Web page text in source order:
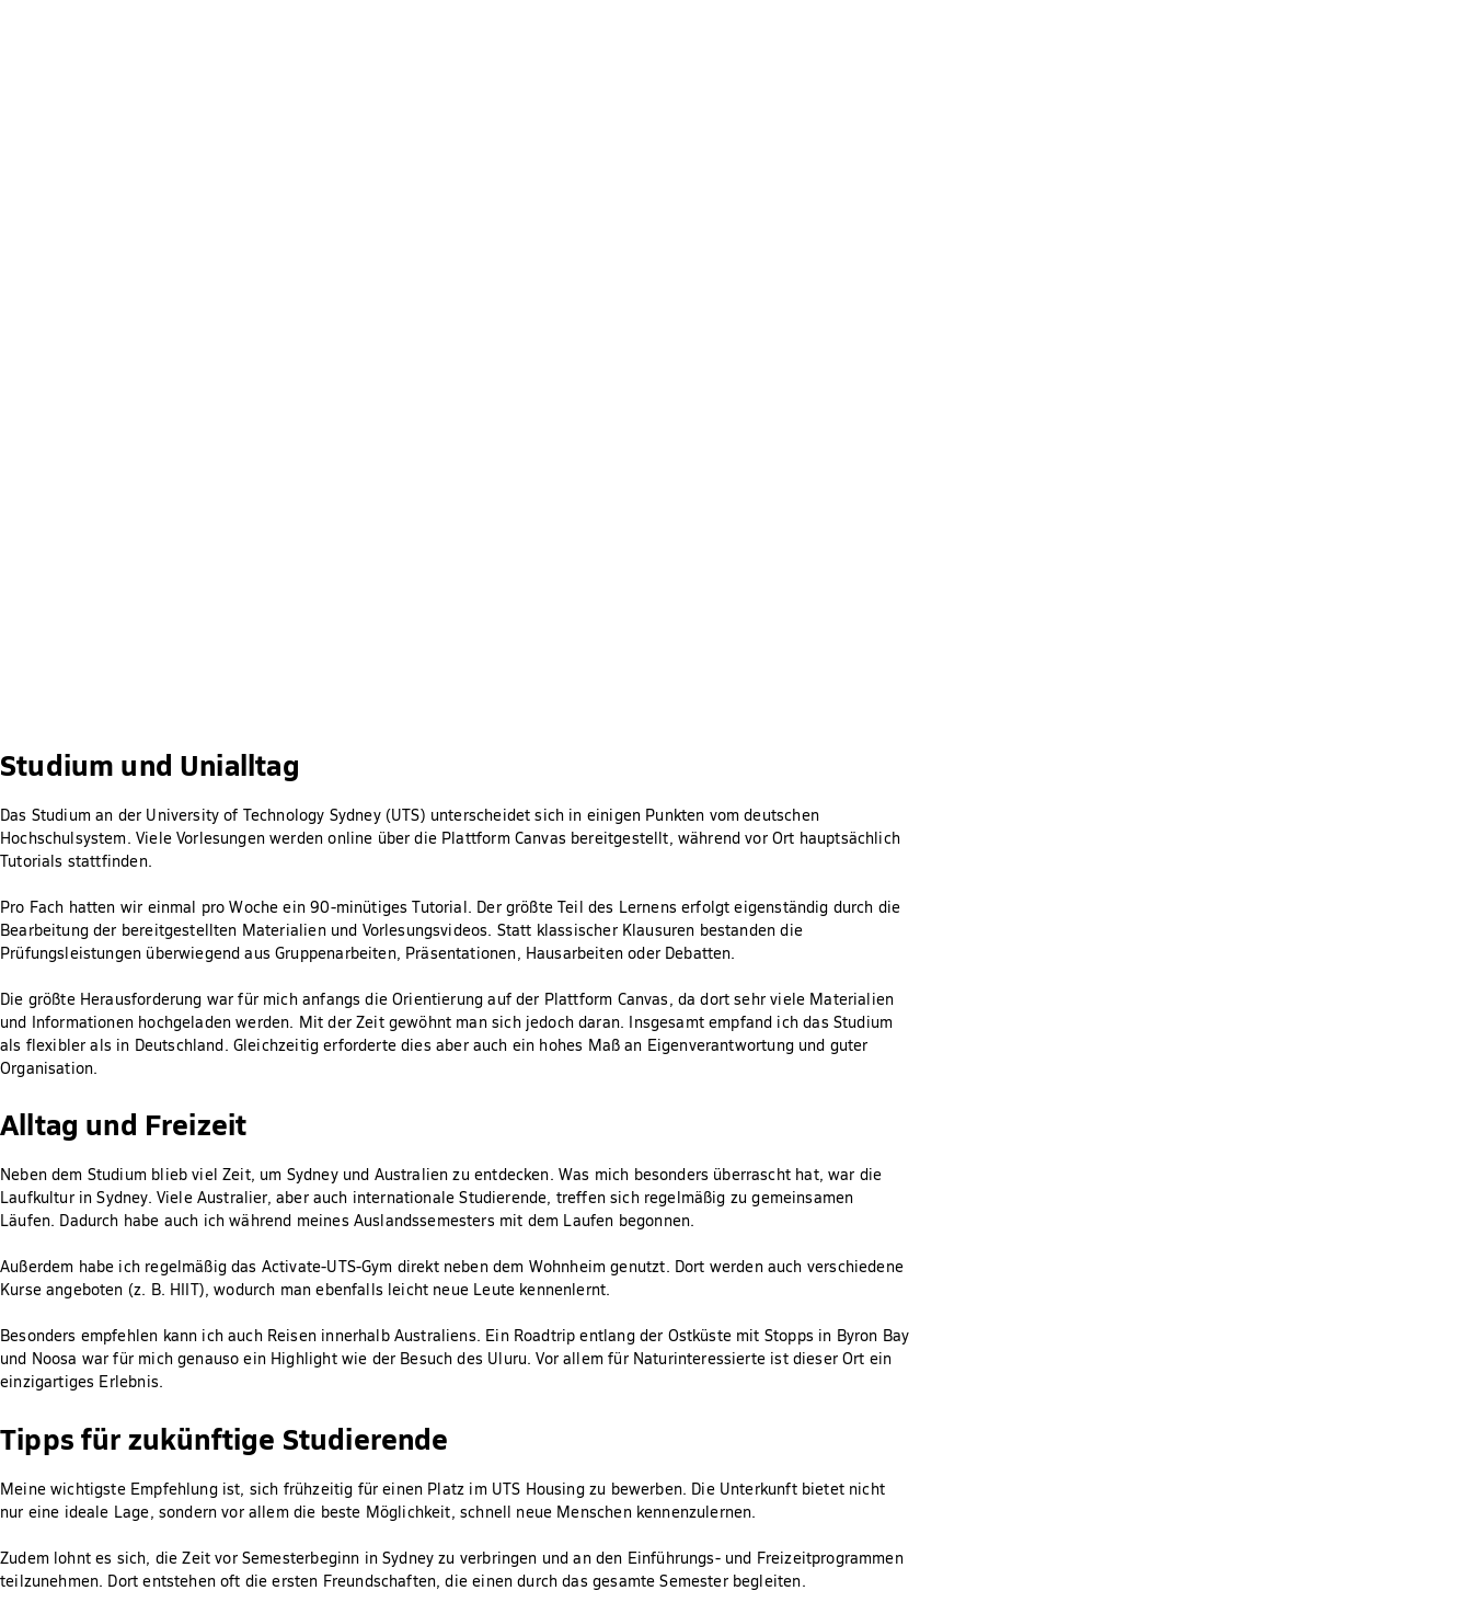
Studium und Unialltag
Das Studium an der University of Technology Sydney (UTS) unterscheidet sich in einigen Punkten vom deutschen
Hochschulsystem. Viele Vorlesungen werden online über die Plattform Canvas bereitgestellt, während vor Ort hauptsächlich
Tutorials stattfinden.
Pro Fach hatten wir einmal pro Woche ein 90-minütiges Tutorial. Der größte Teil des Lernens erfolgt eigenständig durch die
Bearbeitung der bereitgestellten Materialien und Vorlesungsvideos. Statt klassischer Klausuren bestanden die
Prüfungsleistungen überwiegend aus Gruppenarbeiten, Präsentationen, Hausarbeiten oder Debatten.
Die größte Herausforderung war für mich anfangs die Orientierung auf der Plattform Canvas, da dort sehr viele Materialien
und Informationen hochgeladen werden. Mit der Zeit gewöhnt man sich jedoch daran. Insgesamt empfand ich das Studium
als flexibler als in Deutschland. Gleichzeitig erforderte dies aber auch ein hohes Maß an Eigenverantwortung und guter
Organisation.
Alltag und Freizeit
Neben dem Studium blieb viel Zeit, um Sydney und Australien zu entdecken. Was mich besonders überrascht hat, war die
Laufkultur in Sydney. Viele Australier, aber auch internationale Studierende, treffen sich regelmäßig zu gemeinsamen
Läufen. Dadurch habe auch ich während meines Auslandssemesters mit dem Laufen begonnen.
Außerdem habe ich regelmäßig das Activate-UTS-Gym direkt neben dem Wohnheim genutzt. Dort werden auch verschiedene
Kurse angeboten (z. B. HIIT), wodurch man ebenfalls leicht neue Leute kennenlernt.
Besonders empfehlen kann ich auch Reisen innerhalb Australiens. Ein Roadtrip entlang der Ostküste mit Stopps in Byron Bay
und Noosa war für mich genauso ein Highlight wie der Besuch des Uluru. Vor allem für Naturinteressierte ist dieser Ort ein
einzigartiges Erlebnis.
Tipps für zukünftige Studierende
Meine wichtigste Empfehlung ist, sich frühzeitig für einen Platz im UTS Housing zu bewerben. Die Unterkunft bietet nicht
nur eine ideale Lage, sondern vor allem die beste Möglichkeit, schnell neue Menschen kennenzulernen.
Zudem lohnt es sich, die Zeit vor Semesterbeginn in Sydney zu verbringen und an den Einführungs- und Freizeitprogrammen
teilzunehmen. Dort entstehen oft die ersten Freundschaften, die einen durch das gesamte Semester begleiten.